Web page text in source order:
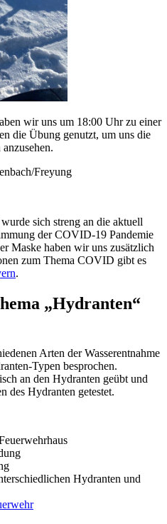
wir uns um 18:00 Uhr zu einer
die Übung genutzt, um uns die
Freyung
sich streng an die aktuell
der COVID-19 Pandemie
Maske haben wir uns zusätzlich
zum Thema COVID gibt es
.
„Hydranten“
Arten der Wasserentnahme
Typen besprochen.
an den Hydranten geübt und
des Hydranten getestet.
Hydranten und